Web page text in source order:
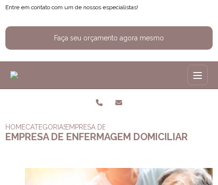
Entre em contato com um de nossos especialistas!
Faça seu orçamento agora mesmo
HOMECATEGORIASEMPRESA DE ENFERMAGEM DOMICILIAR
EMPRESA DE ENFERMAGEM DOMICILIAR